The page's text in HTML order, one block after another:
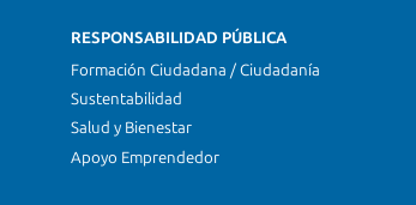
RESPONSABILIDAD PÚBLICA
Formación Ciudadana / Ciudadanía
Sustentabilidad
Salud y Bienestar
Apoyo Emprendedor